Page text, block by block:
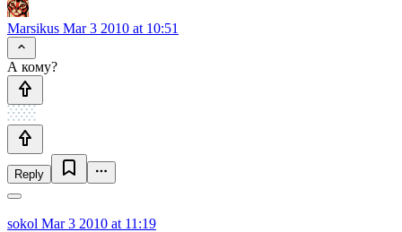
Marsikus Mar 3 2010 at 10:51
А кому?
Reply
sokol Mar 3 2010 at 11:19